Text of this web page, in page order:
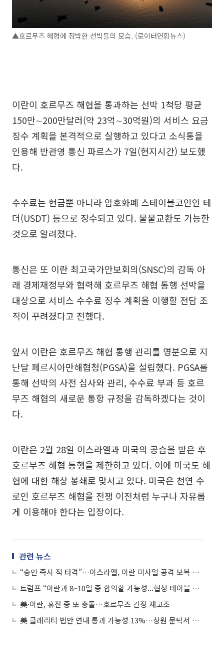
▲호르무즈 해협에 정박한 선박들의 모습. (로이터연합뉴스)
이란이 호르무즈 해협을 통과하는 선박 1척당 평균
150만∼200만달러(약 23억∼30억원)의 서비스 요금
징수 계획을 본격적으로 실행하고 있다고 소식통을
인용해 반관영 통신 파르스가 7일(현지시간) 보도했
다.
수수료는 현금뿐 아니라 암호화폐 스테이블코인인 테
더(USDT) 등으로 징수되고 있다. 물물교환도 가능한
것으로 알려졌다.
통신은 또 이란 최고국가안보회의(SNSC)의 감독 아
래 경제재정부와 협력해 호르무즈 해협 통행 선박을
대상으로 서비스 수수료 징수 계획을 이행할 전담 조
직이 꾸려졌다고 전했다.
앞서 이란은 호르무즈 해협 통행 관리를 명분으로 지
난달 페르시아만해협청(PGSA)을 설립했다. PGSA를
통해 선박의 사전 심사와 관리, 수수료 부과 등 호르
무즈 해협의 새로운 통항 규정을 감독하겠다는 것이
다.
이란은 2월 28일 이스라엘과 미국의 공습을 받은 후
호르무즈 해협 통행을 제한하고 있다. 이에 미국도 해
협에 대한 해상 봉쇄로 맞서고 있다. 미국은 천연 수
로인 호르무즈 해협을 전쟁 이전처럼 누구나 자유롭
게 이용해야 한다는 입장이다.
관련 뉴스
“승인 즉시 적 타격”…이스라엘, 이란 미사일 공격 보복 채비 완료
트럼프 “이란과 8~10일 중 합의할 가능성...협상 테이블 돌아오라”
美·이란, 휴전 중 또 충돌…호르무즈 긴장 재고조
美 클래리티 법안 연내 통과 가능성 13%…상원 문턱서 제동